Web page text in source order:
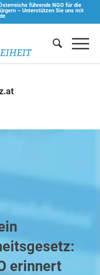
führende NGO für die
– Unterstützen Sie uns mit
erinnert